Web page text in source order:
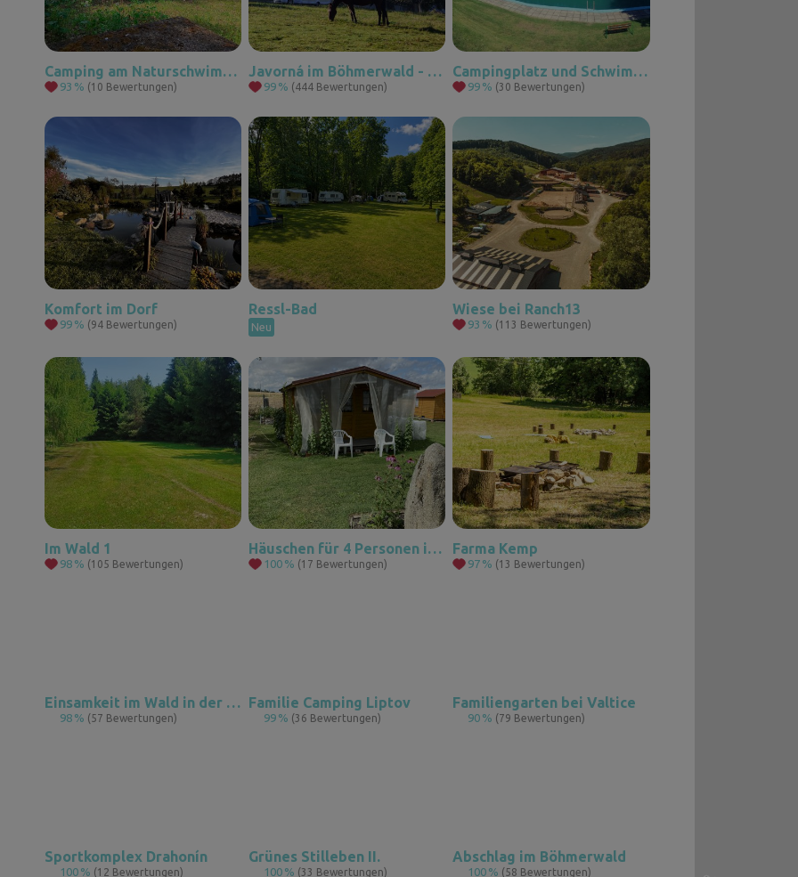
93 % (10 Bewertungen) 99 % (444 Bewertungen) 99 % (30 Bewertungen)
Komfort im Dorf
99 % (94 Bewertungen)
Ressl-Bad
Neu
Wiese bei Ranch13
93 % (113 Bewertungen)
Im Wald 1
98 % (105 Bewertungen) 100 % (17 Bewertungen)
Farma Kemp
97 % (13 Bewertungen)